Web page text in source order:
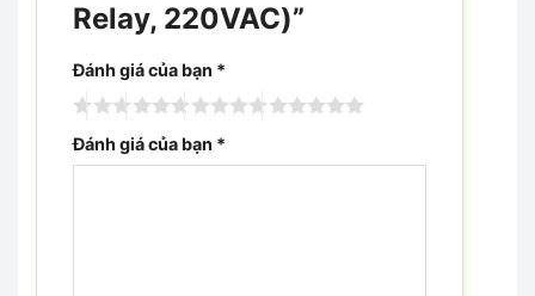
Relay, 220VAC)”
Đánh giá của bạn *
Đánh giá của bạn *